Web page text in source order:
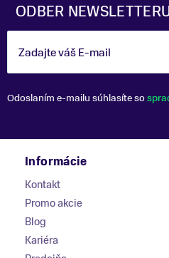
ODBER
Zadajte váš E-mail
Odoslaním e-mailu súhlasíte so
Informácie
Kontakt
Promo akcie
Blog
Kariéra